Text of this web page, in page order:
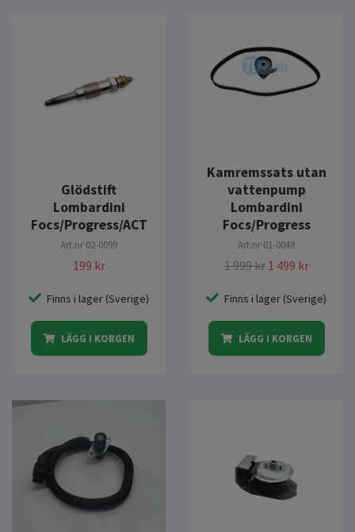
Glödstift
Lombardini
Focs/Progress/ACT
Art.nr 02-0099
199 kr
Finns i lager (Sverige)
LÄGG I KORGEN
Kamremssats utan
vattenpump
Lombardini
Focs/Progress
Art.nr 01-0048
1 999 kr 1 499 kr
Finns i lager (Sverige)
LÄGG I KORGEN